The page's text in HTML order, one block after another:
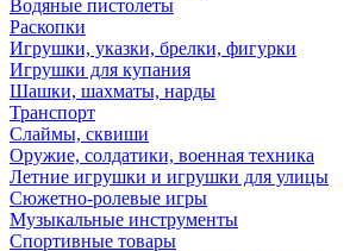
Водяные пистолеты
Раскопки
Игрушки, указки, брелки, фигурки
Игрушки для купания
Шашки, шахматы, нарды
Транспорт
Слаймы, сквиши
Оружие, солдатики, военная техника
Летние игрушки и игрушки для улицы
Сюжетно-ролевые игры
Музыкальные инструменты
Спортивные товары